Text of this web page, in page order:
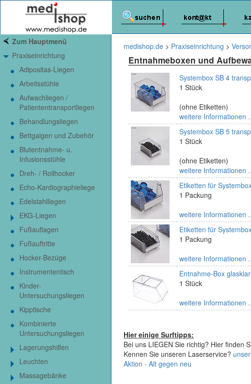
medishop.de > Praxiseinrichtung >
Entnahmeboxen und
Systembox SB 4
1 Stück
(ohne Etiketten)
weitere Informationen
Systembox SB 5
1 Stück
(ohne Etiketten)
weitere Informationen
Etiketten für
1 Packung
weitere Informationen
Etiketten für
1 Packung
weitere Informationen
Entnahme-Box
1 Stück
weitere Informationen
Hier einige Surftipps:
Bei uns LIEGEN Sie richtig? Hier finden
Kennen Sie unseren Laserservice?
Aktion - Alt gegen neu
Zum Hauptmenü
Praxiseinrichtung
Adipositas-Liegen
Arbeitsstühle
Aufwachliegen /
Patiententransportliegen
Behandlungsliegen
Bettgalgen und Zubehör
Blutentnahme- u.
Infusionsstühle
Dreh- / Rollhocker
Echo-Kardiographieliege
Edelstahlliegen
EKG-Liegen
Fußauflagen
Fußauftritte
Hocker-Bezüge
Instrumententisch
Kinder-
Untersuchungsliegen
Kipptische
Kombinierte
Untersuchungsliegen
Lagerungshilfen
Leuchten
Massagebänke